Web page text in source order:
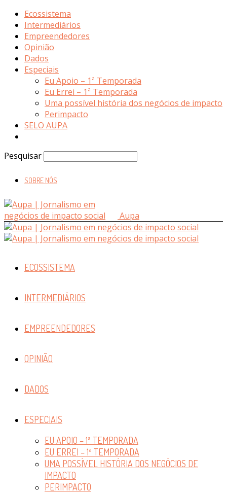
Ecossistema
Intermediários
Empreendedores
Opinião
Dados
Especiais
Eu Apoio – 1ª Temporada
Eu Errei – 1ª Temporada
Uma possível história dos negócios de impacto
Perimpacto
SELO AUPA
Pesquisar
SOBRE NÓS
Aupa
ECOSSISTEMA
INTERMEDIÁRIOS
EMPREENDEDORES
OPINIÃO
DADOS
ESPECIAIS
EU APOIO – 1ª TEMPORADA
EU ERREI – 1ª TEMPORADA
UMA POSSÍVEL HISTÓRIA DOS NEGÓCIOS DE
IMPACTO
PERIMPACTO